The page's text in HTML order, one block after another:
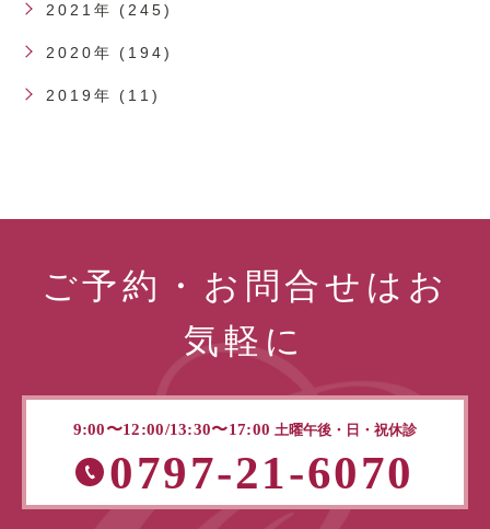
2021年 (245)
2020年 (194)
2019年 (11)
ご予約・お問合せはお
気軽に
9:00〜12:00/13:30〜17:00 土曜午後・日・祝休診
0797-21-6070